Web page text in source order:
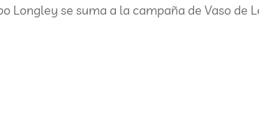
Longley se suma a la campaña de Vaso